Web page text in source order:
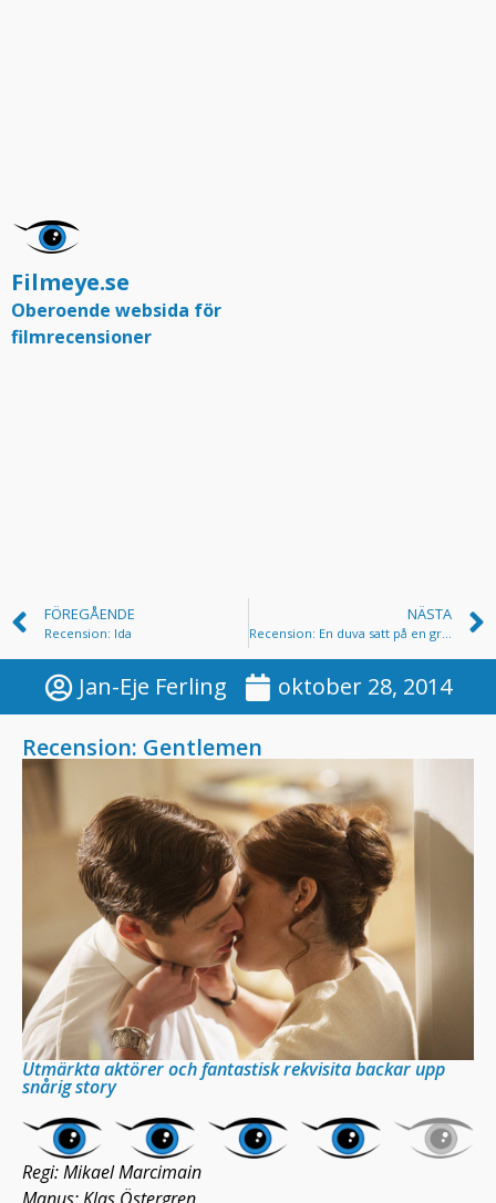
Filmeye.se
Oberoende websida för
filmrecensioner
FÖREGÅENDE
Recension: Ida
NÄSTA
Recension: En duva satt på en gren och funderade på tillvaron
Jan-Eje Ferling oktober 28, 2014
Recension: Gentlemen
Utmärkta aktörer och fantastisk rekvisita backar upp
snårig story
Regi: Mikael Marcimain